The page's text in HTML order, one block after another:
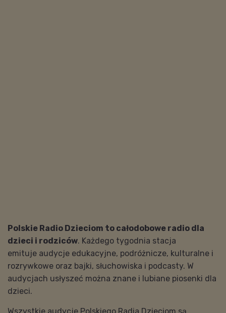
Polskie Radio Dzieciom to całodobowe radio dla
dzieci i rodziców. Każdego tygodnia stacja
emituje audycje edukacyjne, podróżnicze, kulturalne i
rozrywkowe oraz bajki, słuchowiska i podcasty. W
audycjach usłyszeć można znane i lubiane piosenki dla
dzieci.